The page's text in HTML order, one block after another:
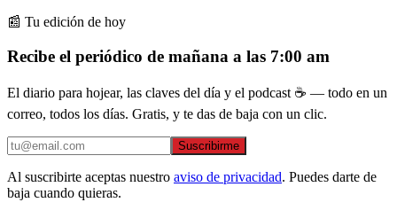
📰 Tu edición de hoy
Recibe el periódico de mañana a las 7:00 am
El diario para hojear, las claves del día y el podcast ☕ — todo en un
correo, todos los días. Gratis, y te das de baja con un clic.
Suscribirme
Al suscribirte aceptas nuestro aviso de privacidad. Puedes darte de
baja cuando quieras.